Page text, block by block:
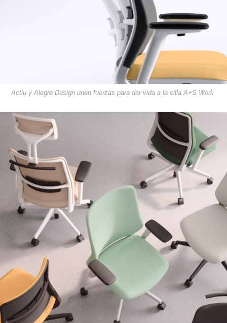
Actiu y Alegre Design unen fuerzas para dar vida a la silla A+S Work